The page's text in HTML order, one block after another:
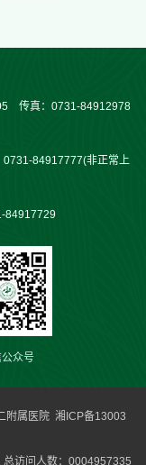
传真：0731-84912978
0731-84917777(非正常上
84917729
众号
附属医院 湘ICP备13003
总访问人数：0004957335